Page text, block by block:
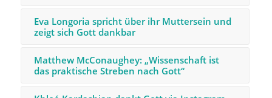
Eva Longoria spricht über ihr Muttersein und
zeigt sich Gott dankbar
Matthew McConaughey: „Wissenschaft ist
das praktische Streben nach Gott“